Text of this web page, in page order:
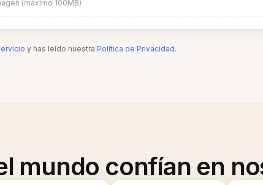
(máximo 100MB)
y has leído nuestra Política de Privacidad.
mundo confían en